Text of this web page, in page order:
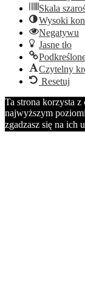
Skala
Wysoki
Negatywu
Jasne tło
Czytelny
Resetuj
Ta strona korzysta z
najwyższym
zgadzasz się na ich